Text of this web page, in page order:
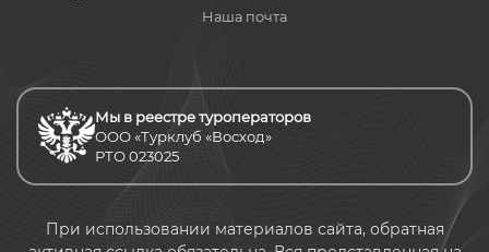
Наша почта
Мы в реестре туроператоров
ООО «Турклуб «Восход»
РТО 023025
При использовании материалов сайта, обратная